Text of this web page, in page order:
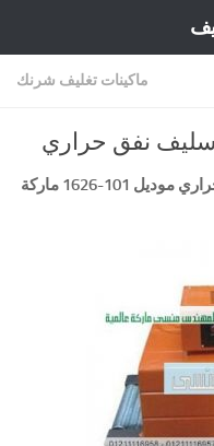
ماكينات تغليف شرنك
سليف نفق حراري
موديل 101-1626
ماركة